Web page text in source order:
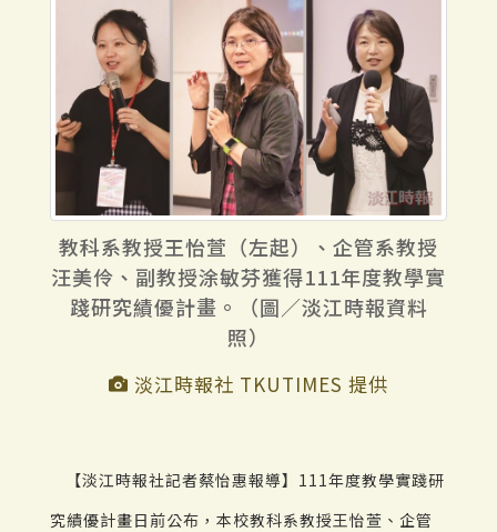
教科系教授王怡萱（左起）、企管系教授
汪美伶、副教授涂敏芬獲得111年度教學實
踐研究績優計畫。（圖／淡江時報資料
照）
淡江時報社 TKUTIMES 提供
【淡江時報社記者蔡怡惠報導】111年度教學實踐研
究績優計畫日前公布，本校教科系教授王怡萱、企管